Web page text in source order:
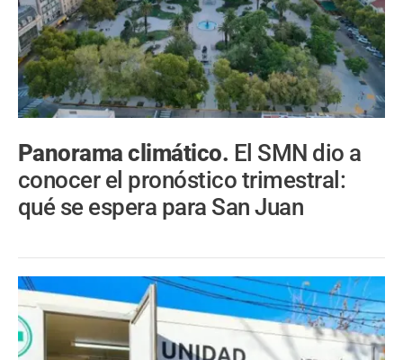
Panorama climático. El SMN dio a
conocer el pronóstico trimestral:
qué se espera para San Juan